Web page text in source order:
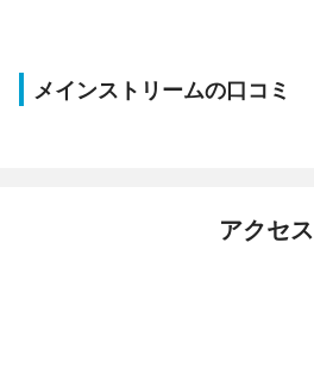
メインストリームの口コミ
アクセス